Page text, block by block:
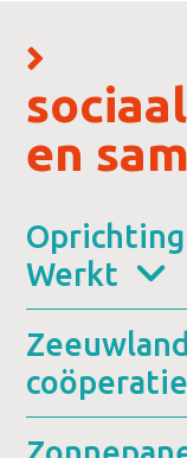
en
Werkt
coöperatie